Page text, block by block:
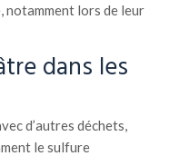
notamment lors de leur
dans les
d’autres déchets,
le sulfure